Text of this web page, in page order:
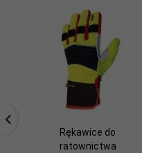
Rękawice do
ratownictwa